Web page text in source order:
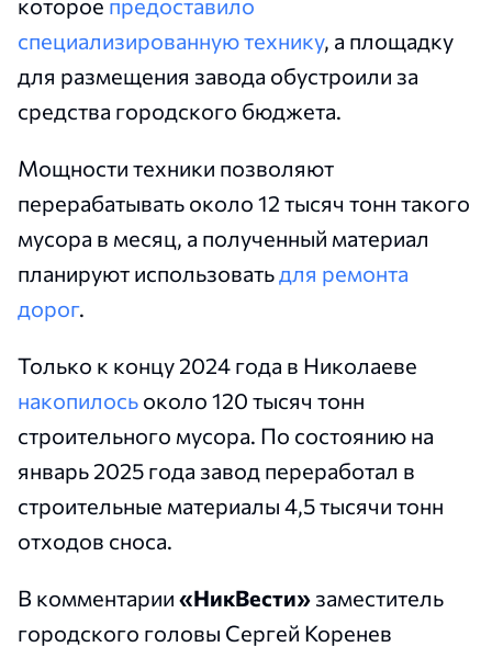
специализированную технику, а площадку
для размещения завода обустроили за
средства городского бюджета.
Мощности техники позволяют
перерабатывать около 12 тысяч тонн такого
мусора в месяц, а полученный материал
планируют использовать для ремонта
дорог.
Только к концу 2024 года в Николаеве
накопилось около 120 тысяч тонн
строительного мусора. По состоянию на
январь 2025 года завод переработал в
строительные материалы 4,5 тысячи тонн
отходов сноса.
В комментарии «НикВести» заместитель
городского головы Сергей Коренев